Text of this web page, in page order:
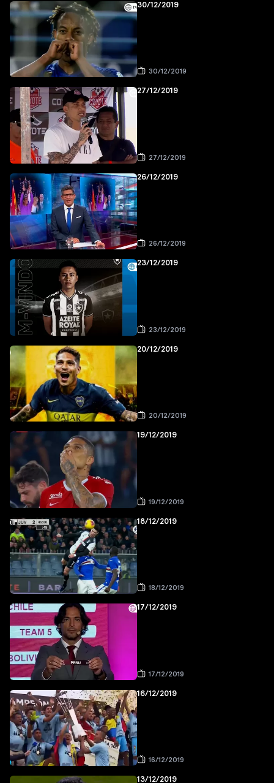
30/12/2019
30/12/2019
27/12/2019
27/12/2019
26/12/2019
26/12/2019
23/12/2019
23/12/2019
20/12/2019
20/12/2019
19/12/2019
19/12/2019
18/12/2019
18/12/2019
17/12/2019
17/12/2019
16/12/2019
16/12/2019
13/12/2019